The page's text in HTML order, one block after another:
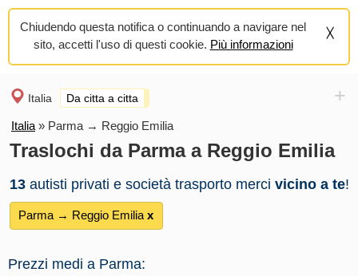
Chiudendo questa notifica o continuando a navigare nel
sito, accetti l'uso di questi cookie. Più informazioni
Italia Da citta a citta +
Italia » Parma → Reggio Emilia
Traslochi da Parma a Reggio Emilia
13 autisti privati e società trasporto merci vicino a te!
Parma → Reggio Emilia х
Prezzi medi a Parma: